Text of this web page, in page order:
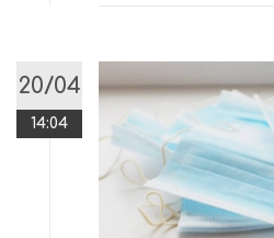
20/04
14:04